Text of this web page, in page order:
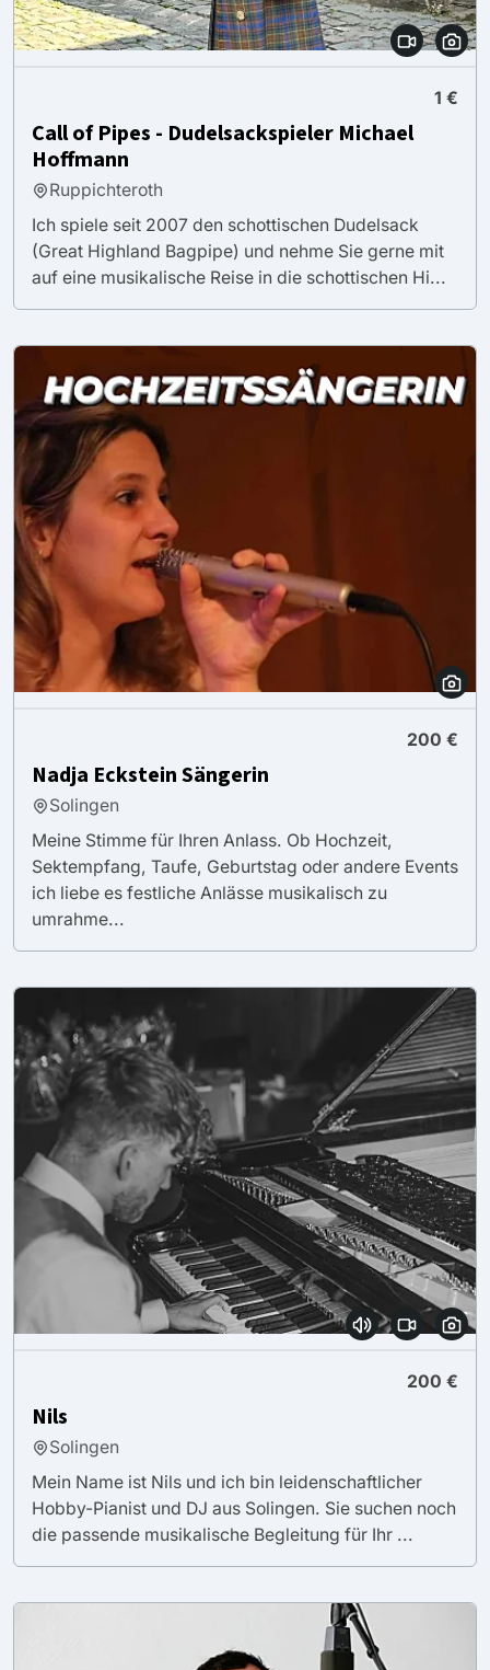
1 €
Call of Pipes - Dudelsackspieler Michael
Hoffmann
Ruppichteroth
Ich spiele seit 2007 den schottischen Dudelsack
(Great Highland Bagpipe) und nehme Sie gerne mit
auf eine musikalische Reise in die schottischen Hi...
200 €
Nadja Eckstein Sängerin
Solingen
Meine Stimme für Ihren Anlass. Ob Hochzeit,
Sektempfang, Taufe, Geburtstag oder andere Events
ich liebe es festliche Anlässe musikalisch zu
umrahme...
200 €
Nils
Solingen
Mein Name ist Nils und ich bin leidenschaftlicher
Hobby-Pianist und DJ aus Solingen. Sie suchen noch
die passende musikalische Begleitung für Ihr ...